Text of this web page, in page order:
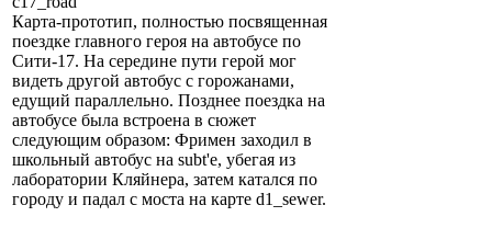
Карта-прототип, полностью посвященная
поездке главного героя на автобусе по
Сити-17. На середине пути герой мог
видеть другой автобус с горожанами,
едущий параллельно. Позднее поездка на
автобусе была встроена в сюжет
следующим образом: Фримен заходил в
школьный автобус на subt'е, убегая из
лаборатории Кляйнера, затем катался по
городу и падал с моста на карте d1_sewer.